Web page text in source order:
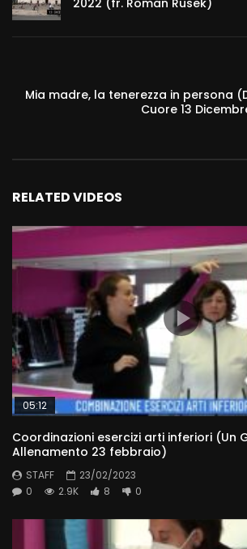
2022 (fr. Roman Rusek)
Mia madre, la tenerezza in persona
Cuore 13
RELATED VIDEOS
05:12
Coordinazioni esercizi arti inferiori (Un
Allenamento 23 febbraio)
STAFF
23/02/2023
0
2.9K 8 0